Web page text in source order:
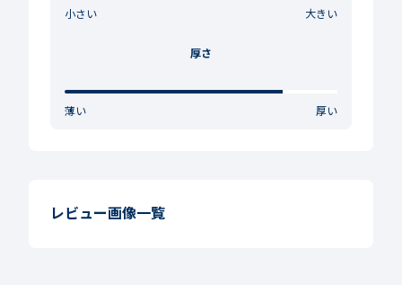
小さい 大きい
厚さ
薄い 厚い
レビュー画像一覧